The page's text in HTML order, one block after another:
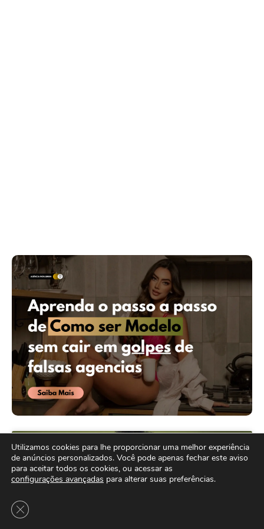
MAIS LIDO
Utilizamos cookies para lhe proporcionar uma melhor experiência
de anúncios personalizados. Você pode apenas fechar este aviso
para aceitar todos os cookies, ou acessar as
configurações avançadas para alterar suas preferências.
Close GDPR Cookie Banner